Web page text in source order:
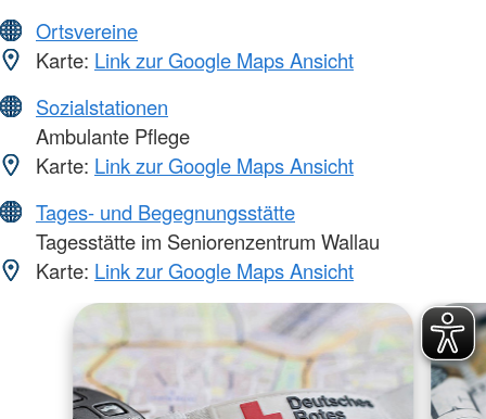
Ortsvereine
Karte: Link zur Google Maps Ansicht
Sozialstationen
Ambulante Pflege
Karte: Link zur Google Maps Ansicht
Tages- und Begegnungsstätte
Tagesstätte im Seniorenzentrum Wallau
Karte: Link zur Google Maps Ansicht